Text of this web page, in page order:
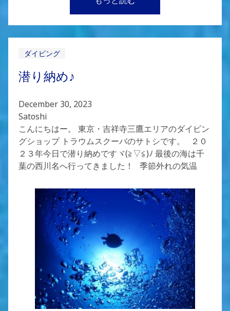
ダイビング
潜り納め♪
December 30, 2023
Satoshi
こんにちはー。 東京・吉祥寺三鷹エリアのダイビン
グショップ トラウムスクーバのサトシです。 ２０
２３年今日で潜り納めですヾ(≧▽≦)ﾉ 最後の海は千
葉の西川名へ行ってきました！ 季節外れの気温